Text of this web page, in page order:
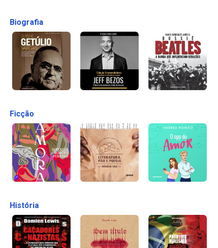
Biografia
Ficção
História